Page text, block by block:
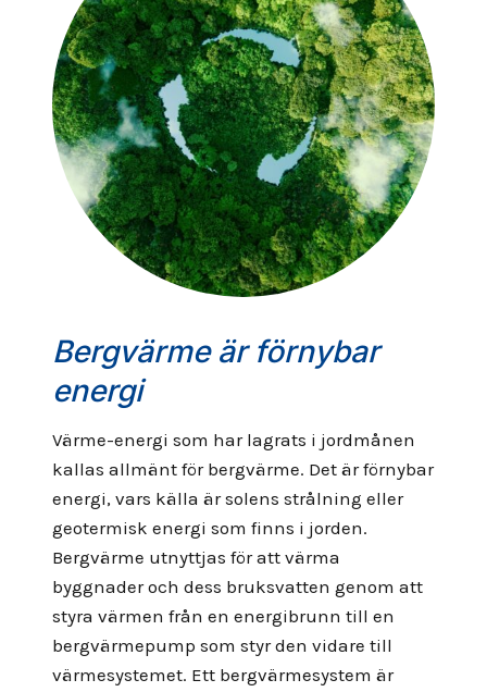
Bergvärme är förnybar
energi
Värme-energi som har lagrats i jordmånen
kallas allmänt för bergvärme. Det är förnybar
energi, vars källa är solens strålning eller
geotermisk energi som finns i jorden.
Bergvärme utnyttjas för att värma
byggnader och dess bruksvatten genom att
styra värmen från en energibrunn till en
bergvärmepump som styr den vidare till
värmesystemet. Ett bergvärmesystem är